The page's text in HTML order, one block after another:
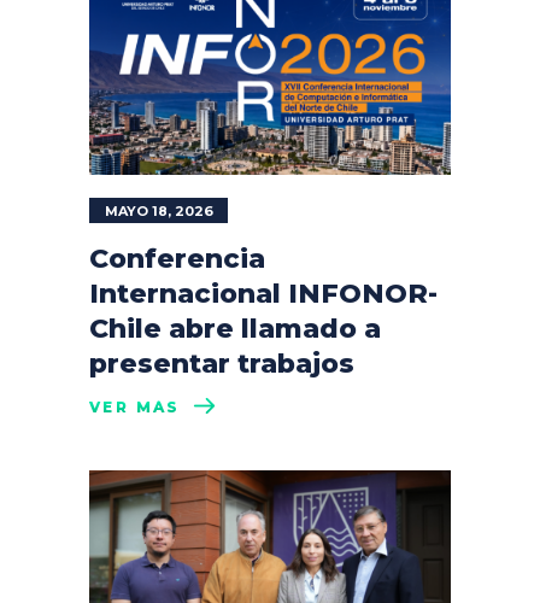
MAYO 18, 2026
Conferencia
Internacional INFONOR-
Chile abre llamado a
presentar trabajos
VER MÁS